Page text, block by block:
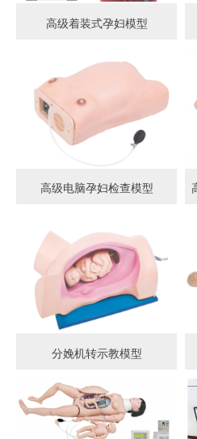
高级着装式孕妇模型
高级电脑孕妇检查模型
分娩机转示教模型